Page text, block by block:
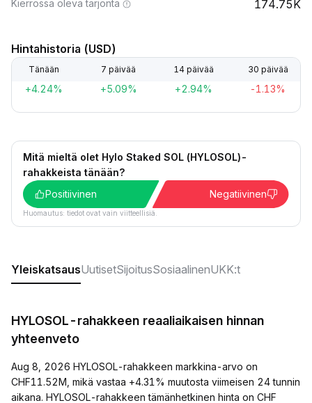
Kierrossa oleva tarjonta 174.75K
Hintahistoria (USD)
Tänään 7 päivää 14 päivää 30 päivää
+4.24% +5.09% +2.94% -1.13%
Mitä mieltä olet Hylo Staked SOL (HYLOSOL)-
rahakkeista tänään?
Positiivinen
Negatiivinen
Huomautus: tiedot ovat vain viitteellisiä.
YleiskatsausUutisetSijoitusSosiaalinenUKK:t
HYLOSOL-rahakkeen reaaliaikaisen hinnan
yhteenveto
Aug 8, 2026 HYLOSOL-rahakkeen markkina-arvo on
CHF11.52M, mikä vastaa +4.31% muutosta viimeisen 24 tunnin
aikana. HYLOSOL-rahakkeen tämänhetkinen hinta on CHF